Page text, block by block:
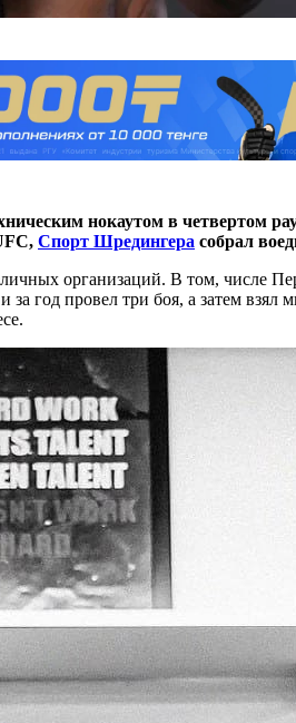
нокаутом в четвертом
Спорт Шредингера собрал
организаций. В том, числе
провел три боя, а затем взял